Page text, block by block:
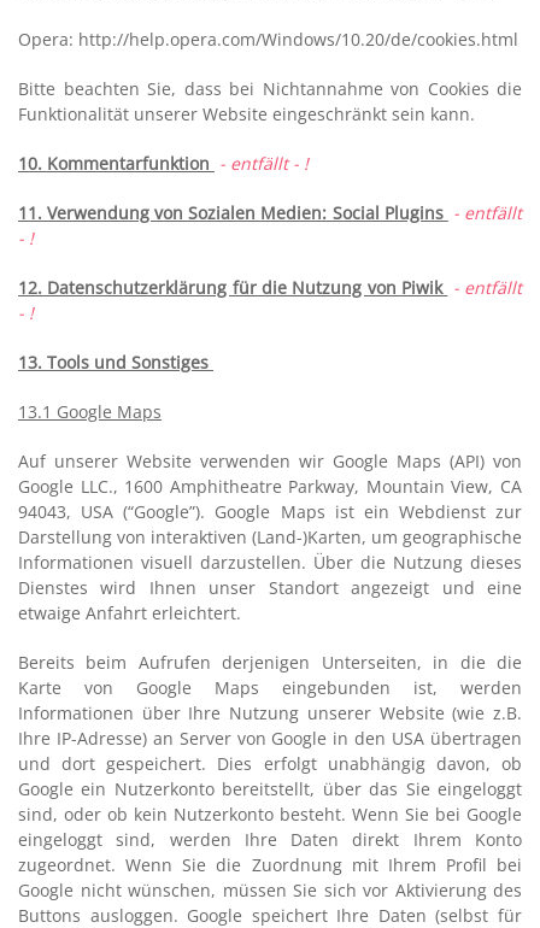
Opera: http://help.opera.com/Windows/10.20/de/cookies.html
Bitte beachten Sie, dass bei Nichtannahme von Cookies die
Funktionalität unserer Website eingeschränkt sein kann.
10. Kommentarfunktion - entfällt - !
11. Verwendung von Sozialen Medien: Social Plugins - entfällt
- !
12. Datenschutzerklärung für die Nutzung von Piwik - entfällt
- !
13. Tools und Sonstiges
13.1 Google Maps
Auf unserer Website verwenden wir Google Maps (API) von
Google LLC., 1600 Amphitheatre Parkway, Mountain View, CA
94043, USA (“Google”). Google Maps ist ein Webdienst zur
Darstellung von interaktiven (Land-)Karten, um geographische
Informationen visuell darzustellen. Über die Nutzung dieses
Dienstes wird Ihnen unser Standort angezeigt und eine
etwaige Anfahrt erleichtert.
Bereits beim Aufrufen derjenigen Unterseiten, in die die
Karte von Google Maps eingebunden ist, werden
Informationen über Ihre Nutzung unserer Website (wie z.B.
Ihre IP-Adresse) an Server von Google in den USA übertragen
und dort gespeichert. Dies erfolgt unabhängig davon, ob
Google ein Nutzerkonto bereitstellt, über das Sie eingeloggt
sind, oder ob kein Nutzerkonto besteht. Wenn Sie bei Google
eingeloggt sind, werden Ihre Daten direkt Ihrem Konto
zugeordnet. Wenn Sie die Zuordnung mit Ihrem Profil bei
Google nicht wünschen, müssen Sie sich vor Aktivierung des
Buttons ausloggen. Google speichert Ihre Daten (selbst für